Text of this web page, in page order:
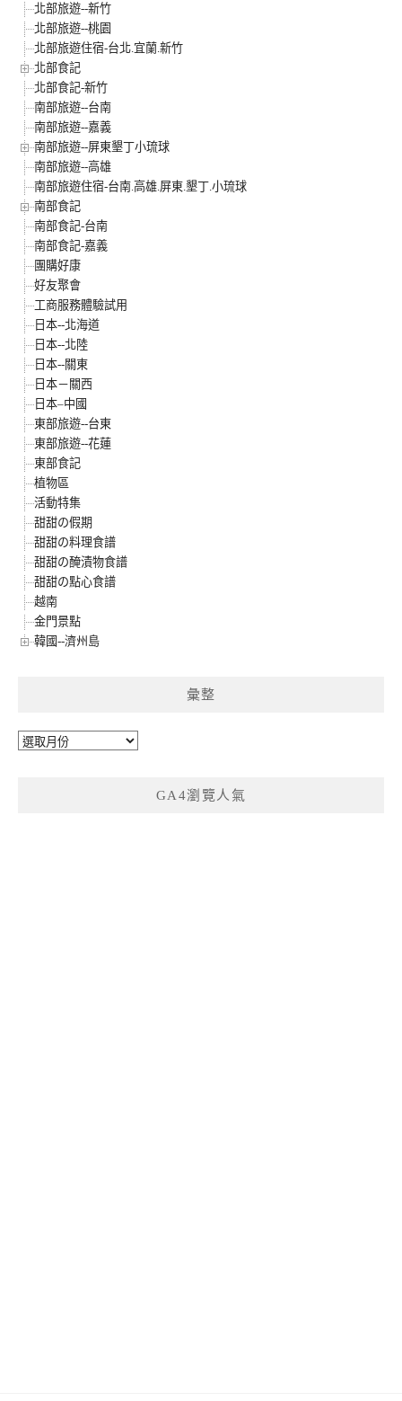
北部旅遊--新竹
北部旅遊--桃園
北部旅遊住宿-台北.宜蘭.新竹
北部食記
北部食記-新竹
南部旅遊--台南
南部旅遊--嘉義
南部旅遊--屏東墾丁小琉球
南部旅遊--高雄
南部旅遊住宿-台南.高雄.屏東.墾丁.小琉球
南部食記
南部食記-台南
南部食記-嘉義
團購好康
好友聚會
工商服務體驗試用
日本--北海道
日本--北陸
日本--關東
日本－關西
日本–中國
東部旅遊--台東
東部旅遊--花蓮
東部食記
植物區
活動特集
甜甜の假期
甜甜の料理食譜
甜甜の醃漬物食譜
甜甜の點心食譜
越南
金門景點
韓國--濟州島
彙整
彙
GA4瀏覽人氣